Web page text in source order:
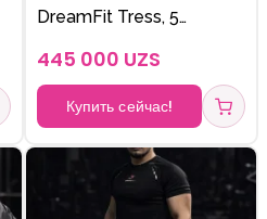
DreamFit Tress, 5
(серый)
445 000 UZS
Купить сейчас!